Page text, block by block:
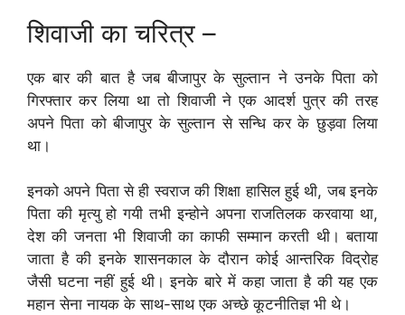
शिवाजी का चरित्र –
एक बार की बात है जब बीजापुर के सुल्तान ने उनके पिता को
गिरफ्तार कर लिया था तो शिवाजी ने एक आदर्श पुत्र की तरह
अपने पिता को बीजापुर के सुल्तान से सन्धि कर के छुड़वा लिया
था।
इनको अपने पिता से ही स्वराज की शिक्षा हासिल हुई थी, जब इनके
पिता की मृत्यु हो गयी तभी इन्होने अपना राजतिलक करवाया था,
देश की जनता भी शिवाजी का काफी सम्मान करती थी। बताया
जाता है की इनके शासनकाल के दौरान कोई आन्तरिक विद्रोह
जैसी घटना नहीं हुई थी। इनके बारे में कहा जाता है की यह एक
महान सेना नायक के साथ-साथ एक अच्छे कूटनीतिज्ञ भी थे।